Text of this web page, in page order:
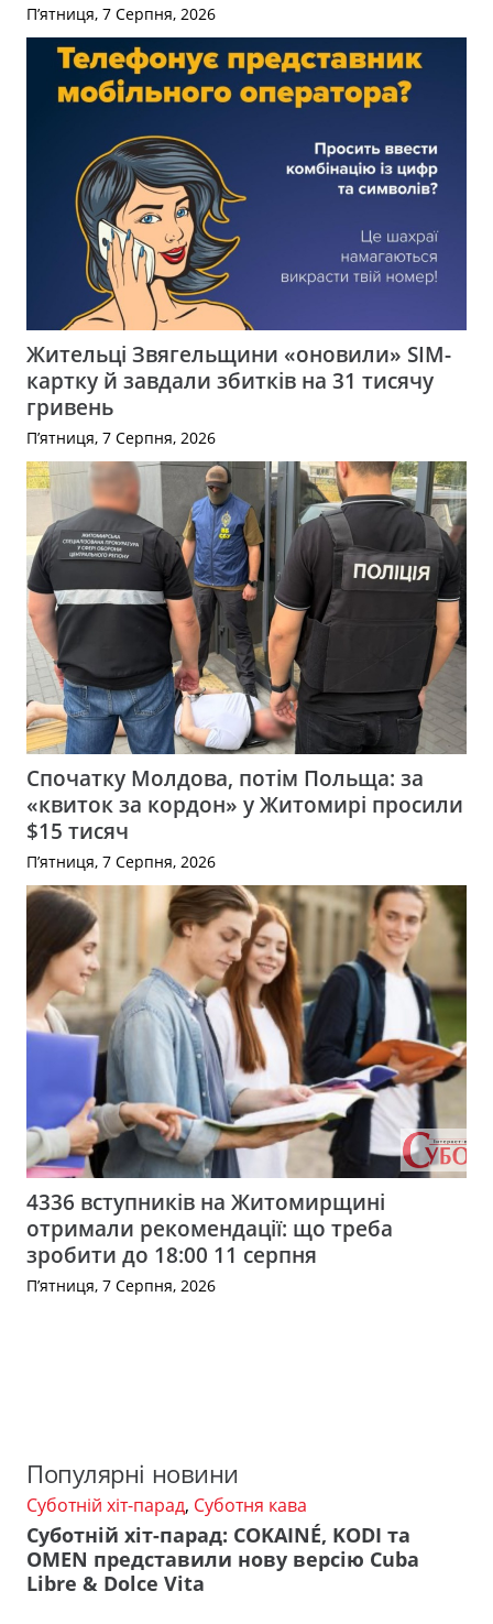
П’ятниця, 7 Серпня, 2026
Жительці Звягельщини «оновили» SIM-
картку й завдали збитків на 31 тисячу
гривень
П’ятниця, 7 Серпня, 2026
Спочатку Молдова, потім Польща: за
«квиток за кордон» у Житомирі просили
$15 тисяч
П’ятниця, 7 Серпня, 2026
4336 вступників на Житомирщині
отримали рекомендації: що треба
зробити до 18:00 11 серпня
П’ятниця, 7 Серпня, 2026
Популярні новини
Суботній хіт-парад, Суботня кава
Суботній хіт-парад: COKAINÉ, KODI та
OMEN представили нову версію Cuba
Libre & Dolce Vita